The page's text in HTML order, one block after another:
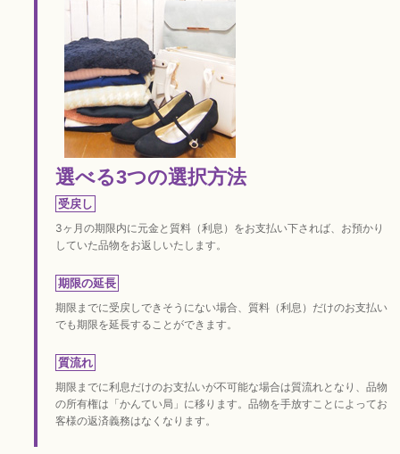
選べる3つの選択方法
受戻し
3ヶ月の期限内に元金と質料（利息）をお支払い下されば、お預かり
していた品物をお返しいたします。
期限の延長
期限までに受戻しできそうにない場合、質料（利息）だけのお支払い
でも期限を延長することができます。
質流れ
期限までに利息だけのお支払いが不可能な場合は質流れとなり、品物
の所有権は「かんてい局」に移ります。品物を手放すことによってお
客様の返済義務はなくなります。